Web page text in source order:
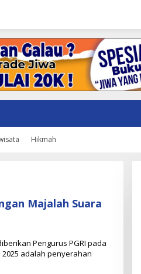
Hikmah
Majalah Suara
Pengurus PGRI pada
2025 adalah penyerahan